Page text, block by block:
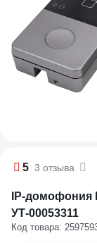
5 3 отзыва
IP-домофония
УТ-00053311
Код товара: